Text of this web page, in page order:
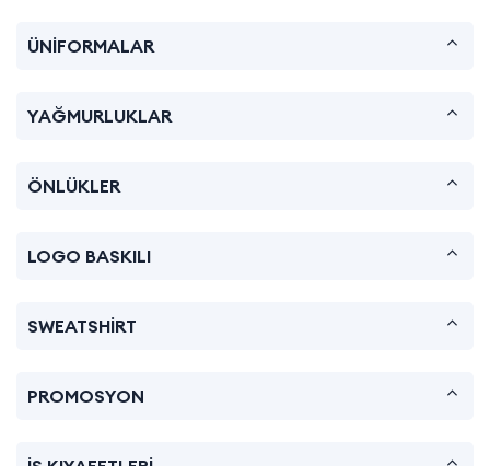
ÜNİFORMALAR
YAĞMURLUKLAR
ÖNLÜKLER
LOGO BASKILI
SWEATSHİRT
PROMOSYON